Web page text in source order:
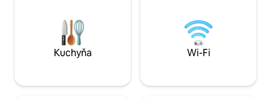
Ideálne pre páry a kreatívcov!!!
internet,
posilňovňu,
reštaurácie a
Kuchyňa Wi-Fi